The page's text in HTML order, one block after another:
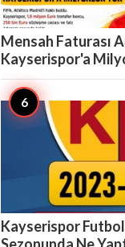
Mensah Faturası
Kayserispor'a
Kayserispor